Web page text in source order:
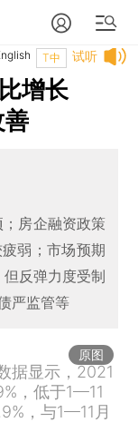
试听
T中
增长
房企融资政策
弱；市场预期
反弹力度受制
严监管等
原图
据显示，2021
，低于1—11
，与1—11月